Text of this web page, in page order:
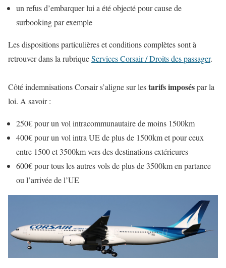
un refus d’embarquer lui a été objecté pour cause de
surbooking par exemple
Les dispositions particulières et conditions complètes sont à
retrouver dans la rubriqueServices Corsair / Droits des passager.
Côté indemnisations Corsair s’aligne sur lestarifs imposéspar la
loi. A savoir :
250€ pour un vol intracommunautaire de moins 1500km
400€ pour un vol intra UE de plus de 1500km et pour ceux
entre 1500 et 3500km vers des destinations extérieures
600€ pour tous les autres vols de plus de 3500km en partance
ou l’arrivée de l’UE